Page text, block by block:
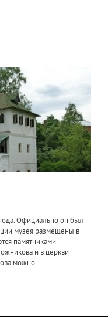
Официально он был
музея размещены в
памятниками
и в церкви
можно...